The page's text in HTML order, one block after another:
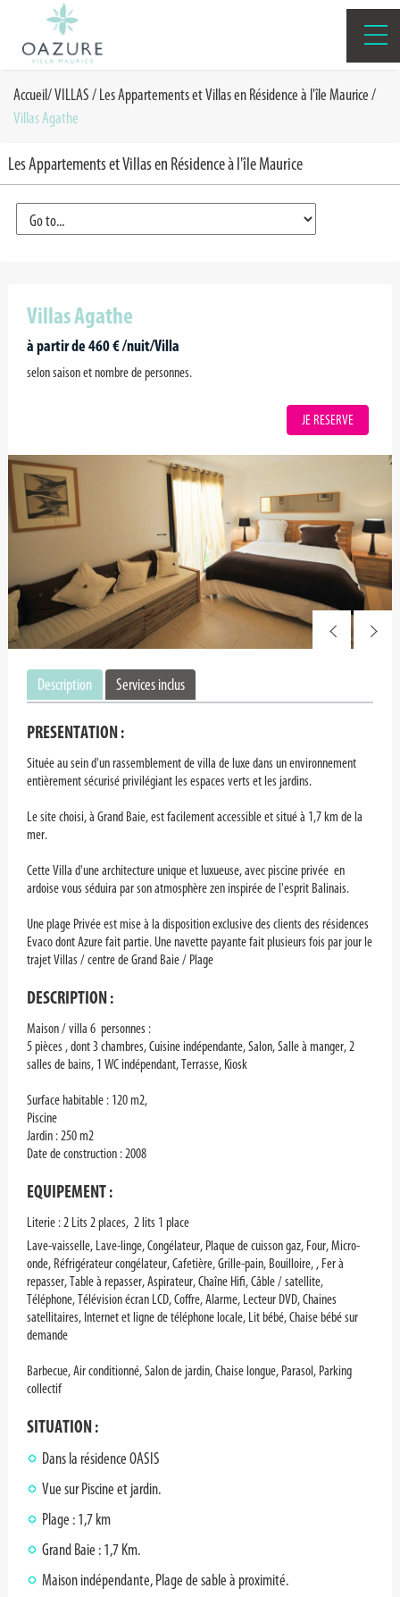
Accueil/VILLAS/Les Appartements et Villas en Résidence à l'île Maurice/
Villas Agathe
Les Appartements et Villas en Résidence à l'île Maurice
Villas Agathe
à partir de 460 € /nuit/Villa
selon saison et nombre de personnes.
JE RESERVE
Description Services inclus
PRESENTATION:
Située au sein d'un rassemblement de villa de luxe dans un environnement
entièrement sécurisé privilégiant les espaces verts et les jardins.
Le site choisi, à Grand Baie, est facilement accessible et situé à 1,7 km de la
mer.
Cette Villa d'une architecture unique et luxueuse, avec piscine privée en
ardoise vous séduira par son atmosphère zen inspirée de l'esprit Balinais.
Une plage Privée est mise à la disposition exclusive des clients des résidences
Evaco dont Azure fait partie. Une navette payante fait plusieurs fois par jour le
trajet Villas / centre de Grand Baie / Plage
DESCRIPTION:
Maison / villa 6 personnes :
5 pièces , dont 3 chambres, Cuisine indépendante, Salon, Salle à manger, 2
salles de bains, 1 WC indépendant, Terrasse, Kiosk
Surface habitable : 120 m2,
Piscine
Jardin : 250 m2
Date de construction : 2008
EQUIPEMENT:
Literie : 2 Lits 2 places, 2 lits 1 place
Lave-vaisselle, Lave-linge, Congélateur, Plaque de cuisson gaz, Four, Micro-
onde, Réfrigérateur congélateur, Cafetière, Grille-pain, Bouilloire, , Fer à
repasser, Table à repasser, Aspirateur, Chaîne Hifi, Câble / satellite,
Téléphone, Télévision écran LCD, Coffre, Alarme, Lecteur DVD, Chaines
satellitaires, Internet et ligne de téléphone locale, Lit bébé, Chaise bébé sur
demande
Barbecue, Air conditionné, Salon de jardin, Chaise longue, Parasol, Parking
collectif
SITUATION:
Dans la résidence OASIS
Vue sur Piscine et jardin.
Plage : 1,7 km
Grand Baie : 1,7 Km.
Maison indépendante, Plage de sable à proximité.